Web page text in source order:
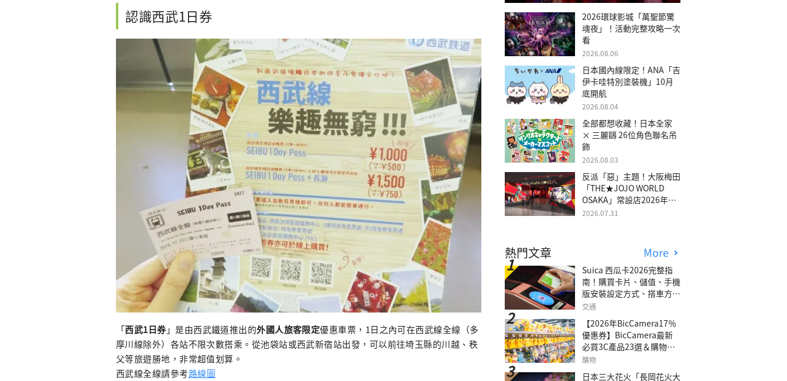
認識西武1日券
「西武1日券」是由西武鐵道推出的外國人旅客限定優惠車票，1日之內可在西武線全線（多
摩川線除外）各站不限次數搭乘。從池袋站或西武新宿站出發，可以前往埼玉縣的川越、秩
父等旅遊勝地，非常超值划算。
西武線全線請參考路線圖
2026環球影城「萬聖節驚
魂夜」！活動完整攻略一次
看
2026.08.06
日本國內線限定！ANA「吉
伊卡哇特別塗裝機」10月
底開航
2026.08.04
全部都想收藏！日本全家
× 三麗鷗 26位角色聯名吊
飾
2026.08.03
反派「惡」主題！大阪梅田
「THE★JOJO WORLD
OSAKA」常設店2026年冬
季開幕
2026.07.31
熱門文章 More
Suica 西瓜卡2026完整指
南！購買卡片、儲值、手機
版安裝設定方式、搭車方
法、常見問題解答！
交通
【2026年BicCamera17％
優惠券】BicCamera最新
必買3C產品23選＆購物攻
略
購物
日本三大花火「長岡花火大